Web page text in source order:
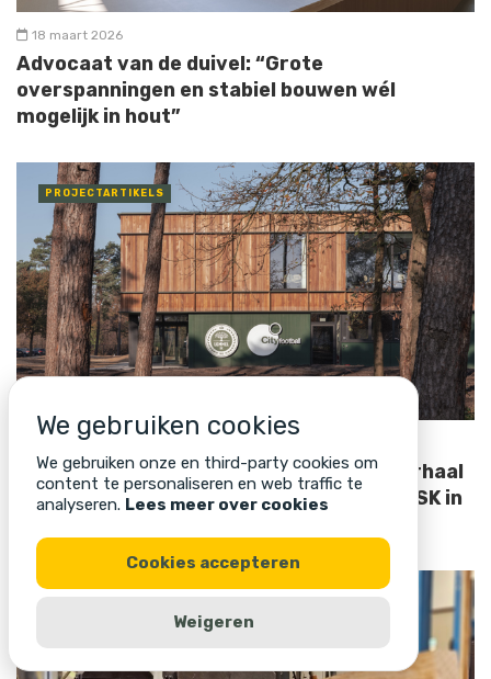
18 maart 2026
Advocaat van de duivel: “Grote
overspanningen en stabiel bouwen wél
mogelijk in hout”
PROJECTARTIKELS
13 maart 2026
Houten gevelbekleding met bijzonder verhaal
brengt nieuw trainingscentrum Lommel SK in
We gebruiken cookies
We gebruiken onze en third-party cookies om
content te personaliseren en web traffic te
analyseren. Lees meer over cookies
Cookies accepteren
Weigeren